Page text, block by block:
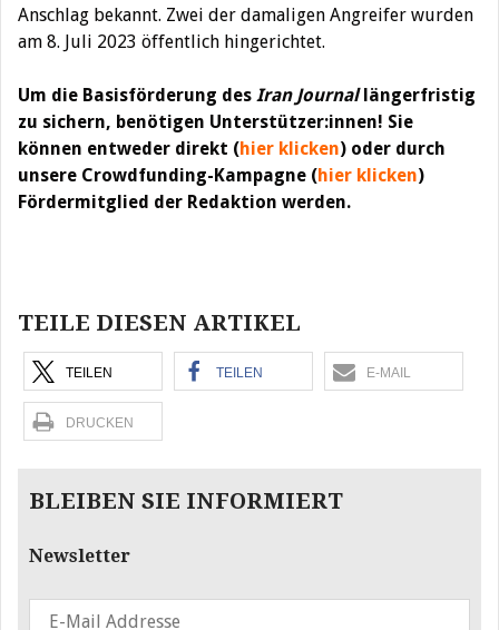
Anschlag bekannt. Zwei der damaligen Angreifer wurden
am 8. Juli 2023 öffentlich hingerichtet.
Um die Basisförderung des Iran Journallängerfristig
zu sichern, benötigen Unterstützer:innen! Sie
können entweder direkt (hier klicken) oder durch
unsere Crowdfunding-Kampagne (hier klicken)
Fördermitglied der Redaktion werden.
TEILE DIESEN ARTIKEL
TEILEN TEILEN E-MAIL
DRUCKEN
BLEIBEN SIE INFORMIERT
Newsletter